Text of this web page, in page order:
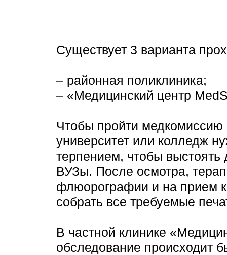
Существует 3 варианта
– районная поликлиника;
– «Медицинский центр
Чтобы пройти медкомиссию
университет или колледж
терпением, чтобы выстоять
ВУЗы. После осмотра,
флюорографии и на прием
собрать все требуемые
В частной клинике
обследование происходит